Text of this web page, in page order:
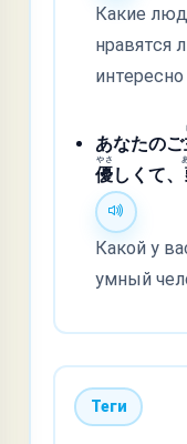
Какие
нравятся
あなたのご
優
やさ
しくて、
Какой у
умный
Теги